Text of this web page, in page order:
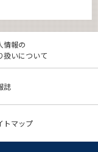
情報の
扱いについて
誌
トマップ